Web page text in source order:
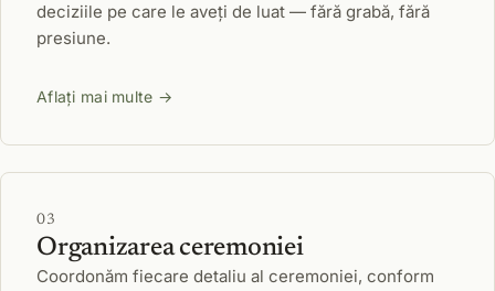
deciziile pe care le aveți de luat — fără grabă, fără
presiune.
Aflați mai multe →
03
Organizarea ceremoniei
Coordonăm fiecare detaliu al ceremoniei, conform